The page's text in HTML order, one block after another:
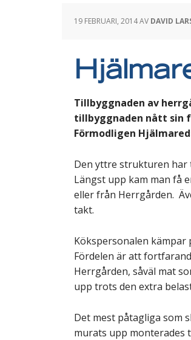
19 FEBRUARI, 2014AV DAVID
Tillbyggnaden av
tillbyggnaden nått sin
Förmodligen
Den yttre strukturen har
Längst upp kam man få
eller från Herrgården.
takt.
Kökspersonalen
Fördelen är att
Herrgården, såväl mat
upp trots den extra
Det mest påtagliga som
murats upp monterades